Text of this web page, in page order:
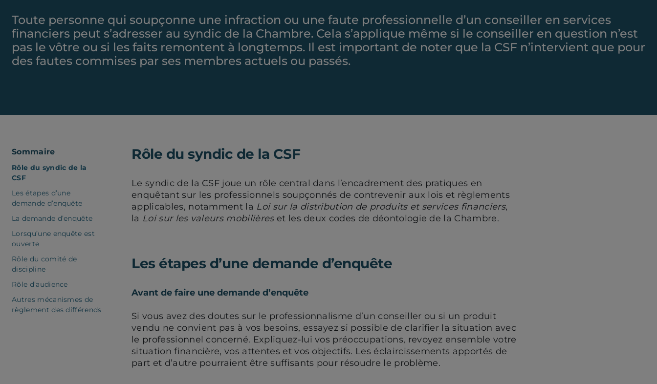
Toute personne qui soupçonne une infraction ou une faute professionnelle d’un conseiller en services
financiers peut s’adresser au syndic de la Chambre. Cela s’applique même si le conseiller en question n’est
pas le vôtre ou si les faits remontent à longtemps. Il est important de noter que la CSF n’intervient que pour
des fautes commises par ses membres actuels ou passés.
Sommaire
Rôle du syndic de la
CSF
Les étapes d’une
demande d’enquête
La demande d’enquête
Lorsqu’une enquête est
ouverte
Rôle du comité de
discipline
Rôle d’audience
Autres mécanismes de
règlement des différends
Rôle du syndic de la CSF
Le syndic de la CSF joue un rôle central dans l’encadrement des pratiques en
enquêtant sur les professionnels soupçonnés de contrevenir aux lois et règlements
applicables, notamment la Loi sur la distribution de produits et services financiers,
la Loi sur les valeurs mobilièreset les deux codes de déontologie de la Chambre.
Les étapes d’une demande d’enquête
Avant de faire une demande d’enquête
Si vous avez des doutes sur le professionnalisme d’un conseiller ou si un produit
vendu ne convient pas à vos besoins, essayez si possible de clarifier la situation avec
le professionnel concerné. Expliquez-lui vos préoccupations, revoyez ensemble votre
situation financière, vos attentes et vos objectifs. Les éclaircissements apportés de
part et d’autre pourraient être suffisants pour résoudre le problème.